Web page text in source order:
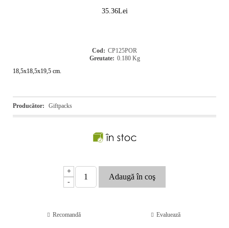
35.36Lei
Cod: CP125POR
Greutate: 0.180 Kg
18,5x18,5x19,5 cm.
Producător: Giftpacks
+
-
Recomandă Evaluează